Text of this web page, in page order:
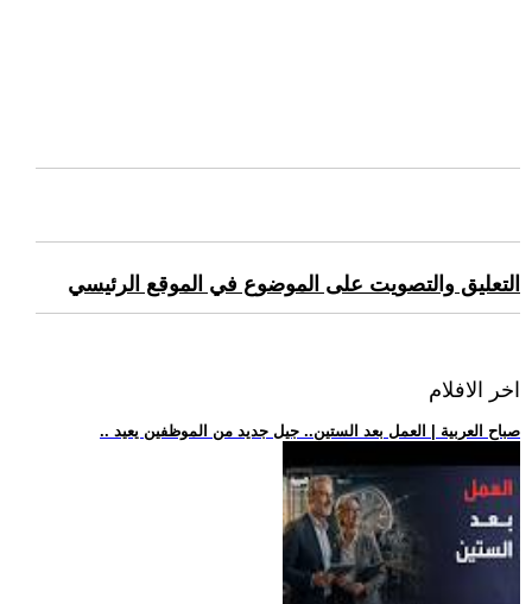
التعليق والتصويت على الموضوع في الموقع الرئيسي
اخر الافلام
.. صباح العربية | العمل بعد الستين.. جيل جديد من الموظفين يعيد